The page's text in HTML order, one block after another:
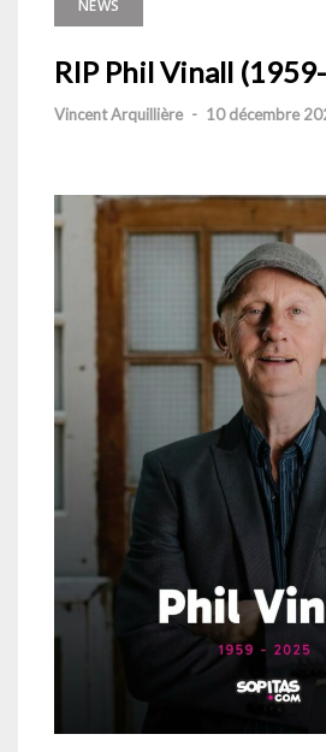
NEWS
RIP Phil Vinall
Vincent Arquillière - 10 décembre